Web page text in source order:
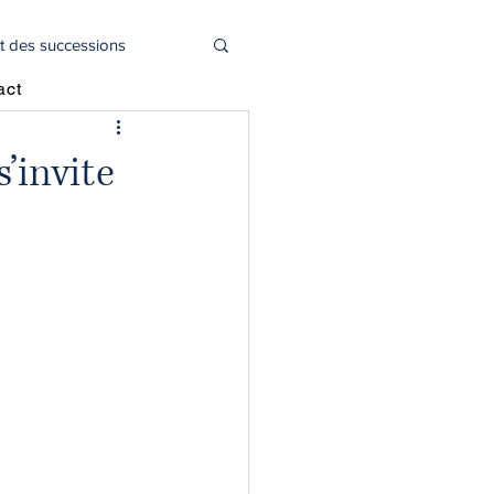
des successions
Actualité juridique